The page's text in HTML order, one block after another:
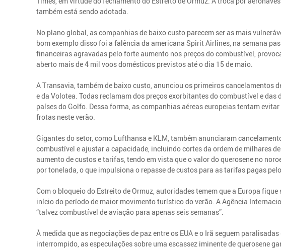
também está sendo adotada.
No plano global, as companhias de baixo custo parecem ser as mais
bom exemplo disso foi a falência da americana Spirit Airlines, na semana
financeiras agravadas pelo forte aumento nos preços do combustível,
aberto mais de 4 mil voos domésticos previstos até o dia 15 de maio.
A Transavia, também de baixo custo, anunciou os primeiros cancelamentos
e da Volotea. Todas reclamam dos preços exorbitantes do combustível e
países do Golfo. Dessa forma, as companhias aéreas europeias tentam
frotas neste verão.
Gigantes do setor, como Lufthansa e KLM, também anunciaram
combustível e ajustar a capacidade, incluindo cortes da ordem de milhares
aumento de custos e tarifas, tendo em vista que o valor do querosene no
por tonelada, o que impulsiona o repasse de custos para as tarifas pagas
Com o bloqueio do Estreito de Ormuz, autoridades temem que a Europa
início do período de maior movimento turístico do verão. A Agência
“talvez combustível de aviação para apenas seis semanas”.
À medida que as negociações de paz entre os EUA e o Irã seguem
interrompido, as especulações sobre uma escassez iminente de querosene